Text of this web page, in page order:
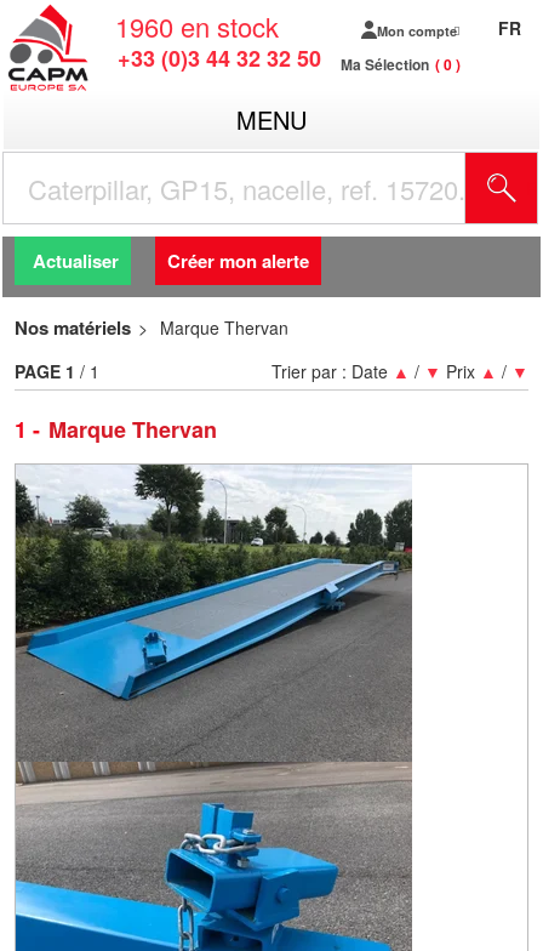
1960 en stock
+33 (0)3 44 32 32 50
Mon compte
Ma Sélection 0
FR
MENU
Actualiser Créer mon alerte
Nos matériels Marque Thervan
1 Marque Thervan
Trier par : Date ▲ / ▼ Prix ▲ / ▼
PAGE 1 / 1